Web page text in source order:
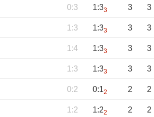
0:3 1:33 3 3
1:3 1:33 3 3
1:4 1:33 3 3
1:3 1:33 3 3
0:2 0:12 2 2
1:2 1:22 2 2